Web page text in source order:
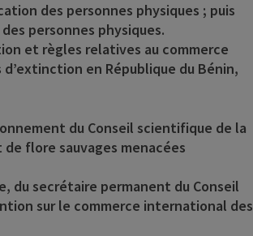
des personnes physiques ; puis
personnes physiques.
et règles relatives au commerce
en République du Bénin,
du Conseil scientifique de la
flore sauvages menacées
du secrétaire permanent du Conseil
sur le commerce international des